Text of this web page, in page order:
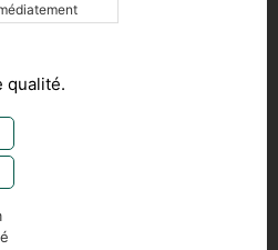
qualité.